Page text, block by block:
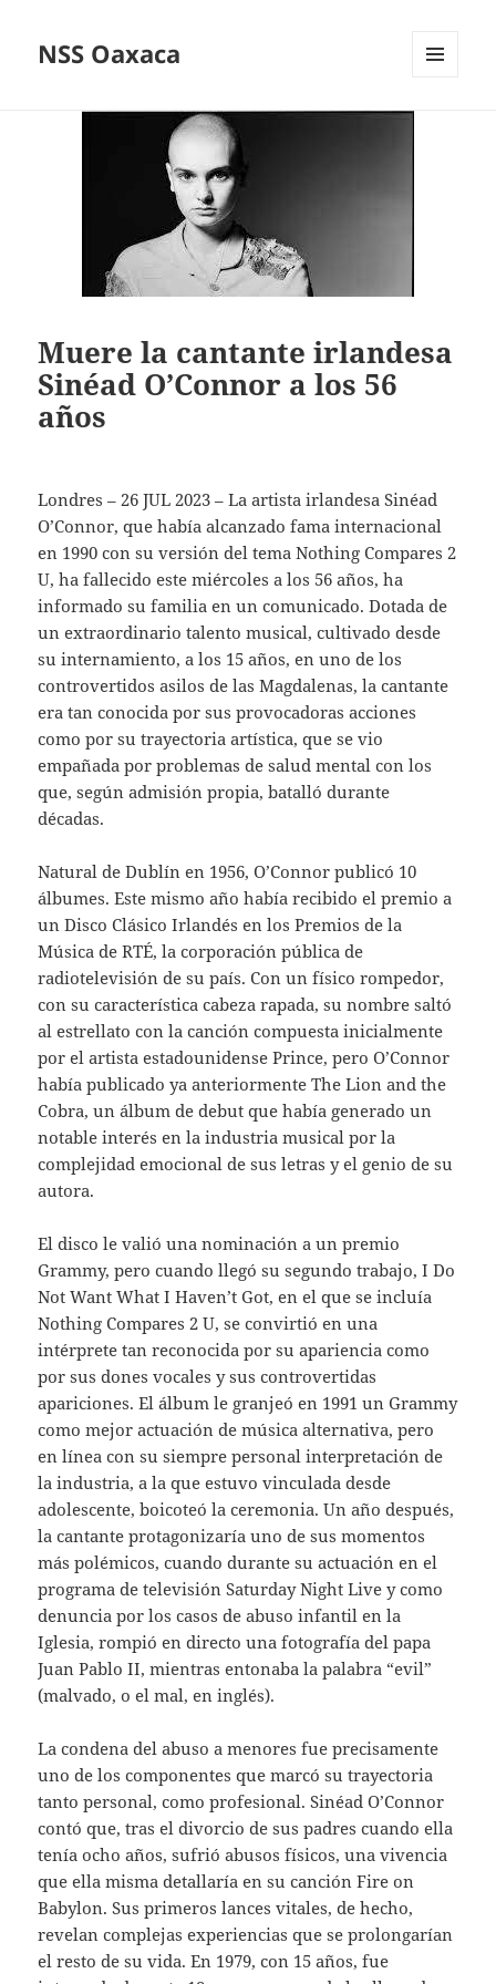
NSS Oaxaca
Muere la cantante irlandesa
Sinéad O’Connor a los 56
años
Londres – 26 JUL 2023 – La artista irlandesa Sinéad
O’Connor, que había alcanzado fama internacional
en 1990 con su versión del tema Nothing Compares 2
U, ha fallecido este miércoles a los 56 años, ha
informado su familia en un comunicado. Dotada de
un extraordinario talento musical, cultivado desde
su internamiento, a los 15 años, en uno de los
controvertidos asilos de las Magdalenas, la cantante
era tan conocida por sus provocadoras acciones
como por su trayectoria artística, que se vio
empañada por problemas de salud mental con los
que, según admisión propia, batalló durante
décadas.
Natural de Dublín en 1956, O’Connor publicó 10
álbumes. Este mismo año había recibido el premio a
un Disco Clásico Irlandés en los Premios de la
Música de RTÉ, la corporación pública de
radiotelevisión de su país. Con un físico rompedor,
con su característica cabeza rapada, su nombre saltó
al estrellato con la canción compuesta inicialmente
por el artista estadounidense Prince, pero O’Connor
había publicado ya anteriormente The Lion and the
Cobra, un álbum de debut que había generado un
notable interés en la industria musical por la
complejidad emocional de sus letras y el genio de su
autora.
El disco le valió una nominación a un premio
Grammy, pero cuando llegó su segundo trabajo, I Do
Not Want What I Haven’t Got, en el que se incluía
Nothing Compares 2 U, se convirtió en una
intérprete tan reconocida por su apariencia como
por sus dones vocales y sus controvertidas
apariciones. El álbum le granjeó en 1991 un Grammy
como mejor actuación de música alternativa, pero
en línea con su siempre personal interpretación de
la industria, a la que estuvo vinculada desde
adolescente, boicoteó la ceremonia. Un año después,
la cantante protagonizaría uno de sus momentos
más polémicos, cuando durante su actuación en el
programa de televisión Saturday Night Live y como
denuncia por los casos de abuso infantil en la
Iglesia, rompió en directo una fotografía del papa
Juan Pablo II, mientras entonaba la palabra “evil”
(malvado, o el mal, en inglés).
La condena del abuso a menores fue precisamente
uno de los componentes que marcó su trayectoria
tanto personal, como profesional. Sinéad O’Connor
contó que, tras el divorcio de sus padres cuando ella
tenía ocho años, sufrió abusos físicos, una vivencia
que ella misma detallaría en su canción Fire on
Babylon. Sus primeros lances vitales, de hecho,
revelan complejas experiencias que se prolongarían
el resto de su vida. En 1979, con 15 años, fue